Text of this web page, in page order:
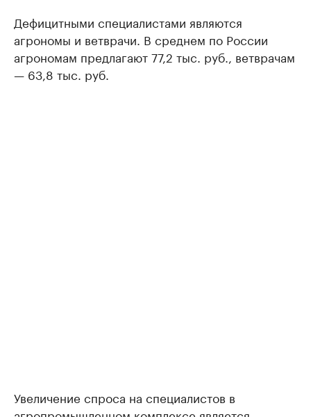
Дефицитными специалистами являются
агрономы и ветврачи. В среднем по России
агрономам предлагают 77,2 тыс. руб., ветврачам
— 63,8 тыс. руб.
Увеличение спроса на специалистов в